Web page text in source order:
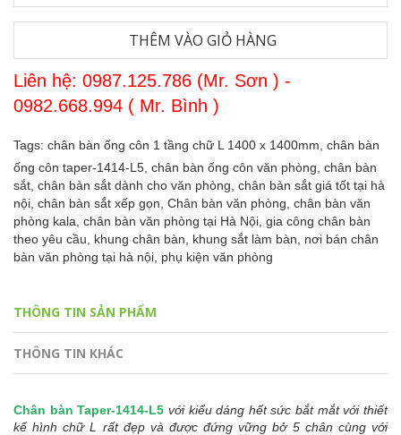
THÊM VÀO GIỎ HÀNG
Liên hệ: 0987.125.786 (Mr. Sơn ) -
0982.668.994 ( Mr. Bình )
Tags: chân bàn ống côn 1 tầng chữ L 1400 x 1400mm, chân bàn
ống côn taper-1414-L5, chân bàn ống côn văn phòng, chân bàn
sắt, chân bàn sắt dành cho văn phòng, chân bàn sắt giá tốt tại hà
nội, chân bàn sắt xếp gọn, Chân bàn văn phòng, chân bàn văn
phòng kala, chân bàn văn phòng tại Hà Nội, gia công chân bàn
theo yêu cầu, khung chân bàn, khung sắt làm bàn, nơi bán chân
bàn văn phòng tại hà nội, phụ kiện văn phòng
THÔNG TIN SẢN PHẨM
THÔNG TIN KHÁC
Chân bàn Taper-1414-L5 với kiểu dáng hết sức bắt mắt với thiết
kế hình chữ L rất đẹp và được đứng vững bở 5 chân cùng với